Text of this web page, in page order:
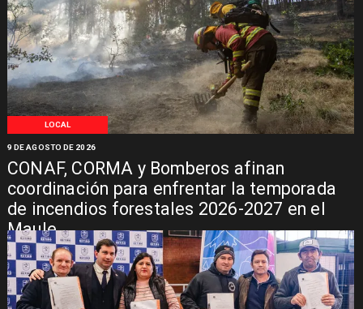
LOCAL
CONAF, CORMA y Bomberos afinan
coordinación para enfrentar la temporada
de incendios forestales 2026-2027 en el
Maule
9 DE AGOSTO DE 2026